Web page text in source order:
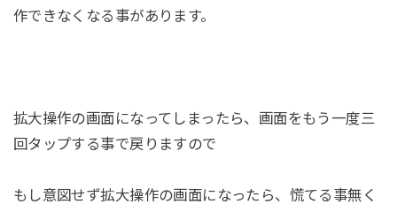
作できなくなる事があります。
拡大操作の画面になってしまったら、画面をもう一度三
回タップする事で戻りますので
もし意図せず拡大操作の画面になったら、慌てる事無く